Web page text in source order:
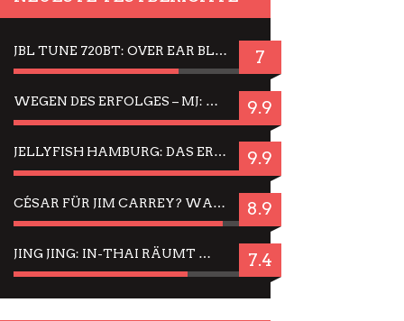
JBL TUNE 720BT: OVER EAR BLUETOOTH KOPFHÖRER UM DIE 50,-€ IM DAUER-TEST 7
WEGEN DES ERFOLGES – MJ: MICHAEL JACKSON MUSICAL IN EINER MATINEE SEHEN 9.9
JELLYFISH HAMBURG: DAS ERFOLGREICHE SOMMER-MENÜ 2025 IN GEFÜHLEN UND BILDERN 9.9
CÉSAR FÜR JIM CARREY? WARUM DAS EINER DER NERVIGSTEN ACTORS IST UND BLEIBT 8.9
JING JING: IN-THAI RÄUMT WIEDER TITEL AB – EIN ZWEI-STUNDEN-ERLEBNISBERICHT 7.4